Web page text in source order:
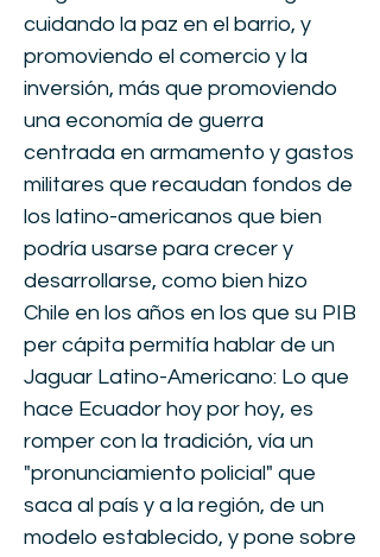
cuidando la paz en el barrio, y
promoviendo el comercio y la
inversión, más que promoviendo
una economía de guerra
centrada en armamento y gastos
militares que recaudan fondos de
los latino-americanos que bien
podría usarse para crecer y
desarrollarse, como bien hizo
Chile en los años en los que su PIB
per cápita permitía hablar de un
Jaguar Latino-Americano: Lo que
hace Ecuador hoy por hoy, es
romper con la tradición, vía un
"pronunciamiento policial" que
saca al país y a la región, de un
modelo establecido, y pone sobre